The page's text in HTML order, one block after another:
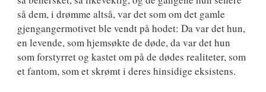
så dem, i drømme altså, var det som om det gamle
gjengangermotivet ble vendt på hodet: Da var det hun,
en levende, som hjemsøkte de døde, da var det hun
som forstyrret og kastet om på de dødes realiteter, som
et fantom, som et skrømt i deres hinsidige eksistens.